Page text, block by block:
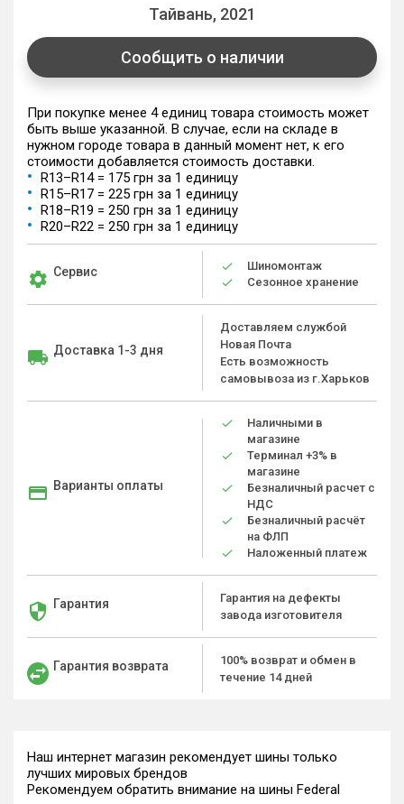
Тайвань, 2021
Сообщить о наличии
При покупке менее 4 единиц товара стоимость может
быть выше указанной. В случае, если на складе в
нужном городе товара в данный момент нет, к его
стоимости добавляется стоимость доставки.
R13–R14 = 175 грн за 1 единицу
R15–R17 = 225 грн за 1 единицу
R18–R19 = 250 грн за 1 единицу
R20–R22 = 250 грн за 1 единицу
Сервис
Шиномонтаж
Сезонное хранение
Доставка 1-3 дня
Доставляем службой
Новая Почта
Есть возможность
самовывоза из г.Харьков
Варианты оплаты
Наличными в
магазине
Терминал +3% в
магазине
Безналичный расчет с
НДС
Безналичный расчёт
на ФЛП
Наложенный платеж
Гарантия
Гарантия на дефекты
завода изготовителя
Гарантия возврата
100% возврат и обмен в
течение 14 дней
Наш интернет магазин рекомендует шины только
лучших мировых брендов
Рекомендуем обратить внимание на шины Federal